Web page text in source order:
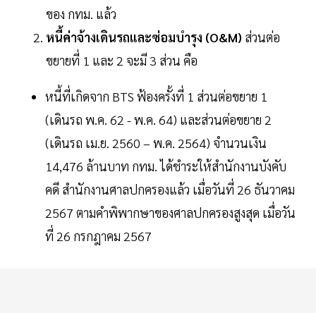
ของ กทม. แล้ว
หนี้ค่าจ้างเดินรถและซ่อมบำรุง (O&M) ส่วนต่อ
ขยายที่ 1 และ 2 จะมี 3 ส่วน คือ
หนี้ที่เกิดจาก BTS ฟ้องครั้งที่ 1 ส่วนต่อขยาย 1
(เดินรถ พ.ค. 62 - พ.ค. 64) และส่วนต่อขยาย 2
(เดินรถ เม.ย. 2560 – พ.ค. 2564) จำนวนเงิน
14,476 ล้านบาท กทม. ได้ชำระให้สำนักงานบังคับ
คดี สำนักงานศาลปกครองแล้ว เมื่อวันที่ 26 ธันวาคม
2567 ตามคำพิพากษาของศาลปกครองสูงสุด เมื่อวัน
ที่ 26 กรกฎาคม 2567